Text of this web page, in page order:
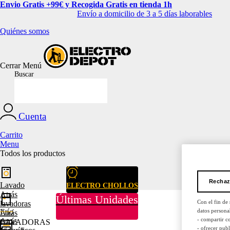
Envio Gratis +99€ y Recogida Gratis en tienda 1h
Envío a domicilio de 3 a 5 días laborables
Quiénes somos
CerrarMenú
Buscar
Cuenta
Carrito
Menu
Todos los productos
ELECTRO CHOLLOS
Últimas Unidades
Lavado
Atrás
lavadoras
Atrás
LAVADORAS
Frío
Atrás
Con el fin de
datos
- compartir
- ofrecer